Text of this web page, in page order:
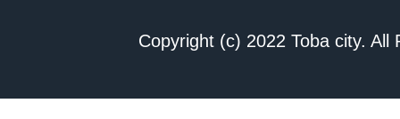
Copyright (c) 2022 Toba city. All